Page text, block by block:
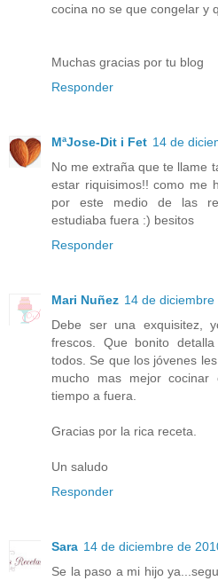
cocina no se que congelar y
Muchas gracias por tu blog
Responder
MªJose-Dit i Fet 14 de
No me extraña que te llame
estar riquisimos!! como me
por este medio de las
estudiaba fuera :) besitos
Responder
Mari Nuñez 14 de
Debe ser una exquisitez,
frescos. Que bonito
todos. Se que los jóvenes
mucho mas mejor
tiempo a fuera.
Gracias por la rica receta.
Un saludo
Responder
Sara 14 de diciembre de
Se la paso a mi hijo